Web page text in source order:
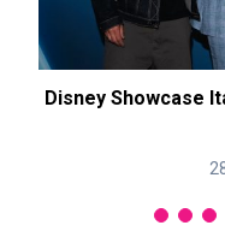
Disney Showcase